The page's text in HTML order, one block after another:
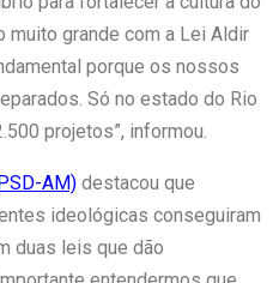
muito grande com a Lei Aldir
porque os nossos
Só no estado do Rio
projetos”, informou.
AM) destacou que
ideológicas conseguiram
duas leis que dão